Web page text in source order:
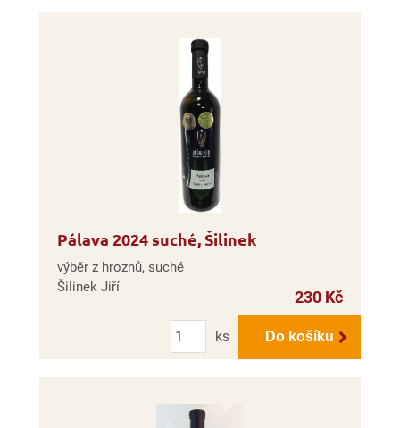
Pálava 2024 suché, Šilinek
výběr z hroznů, suché
Šilinek Jiří
230 Kč
Počet
ks
Do košíku